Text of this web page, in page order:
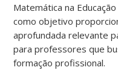
Matemática na
como objetivo
aprofundada relevante
para professores que
formação profissional.